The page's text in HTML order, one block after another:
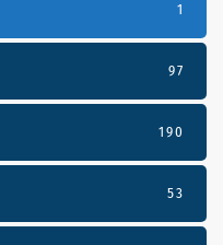
1
97
190
53